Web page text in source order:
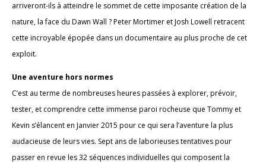
arriveront-ils à atteindre le sommet de cette imposante création de la
nature, la face du Dawn Wall ? Peter Mortimer et Josh Lowell retracent
cette incroyable épopée dans un documentaire au plus proche de cet
exploit.
Une aventure hors normes
C’est au terme de nombreuses heures passées à explorer, prévoir,
tester, et comprendre cette immense paroi rocheuse que Tommy et
Kevin s’élancent en Janvier 2015 pour ce qui sera l’aventure la plus
audacieuse de leurs vies. Sept ans de laborieuses tentatives pour
passer en revue les 32 séquences individuelles qui composent la